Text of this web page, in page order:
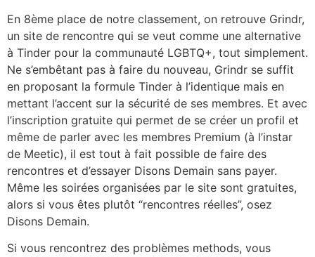
En 8ème place de notre classement, on retrouve Grindr,
un site de rencontre qui se veut comme une alternative
à Tinder pour la communauté LGBTQ+, tout simplement.
Ne s’embêtant pas à faire du nouveau, Grindr se suffit
en proposant la formule Tinder à l’identique mais en
mettant l’accent sur la sécurité de ses membres. Et avec
l’inscription gratuite qui permet de se créer un profil et
même de parler avec les membres Premium (à l’instar
de Meetic), il est tout à fait possible de faire des
rencontres et d’essayer Disons Demain sans payer.
Même les soirées organisées par le site sont gratuites,
alors si vous êtes plutôt “rencontres réelles”, osez
Disons Demain.
Si vous rencontrez des problèmes methods, vous